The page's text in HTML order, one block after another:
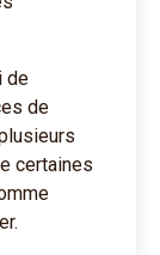
de
de
certaines